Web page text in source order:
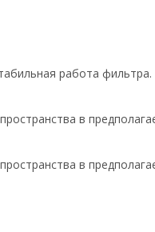
работа фильтра.
в
в